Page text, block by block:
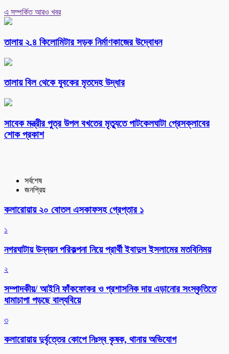
এ সম্পর্কিত আরও খবর
তালায় ২.৪ কিলোমিটার সড়ক নির্মাণকাজের উদ্বোধন
তালায় বিল থেকে যুবকের মৃতদেহ উদ্ধার
সাবেক মন্ত্রীর পুত্র উপল বখতের মৃত্যুতে পাটকেলঘাটা প্রেসক্লাবের
শোক প্রকাশ
সর্বশেষ
জনপ্রিয়
কলারোয়ায় ২০ বোতল এসকাফসহ গ্রেপ্তার ১
১
নগরঘাটায় উন্নয়ন পরিকল্পনা নিয়ে প্রার্থী ইবাদুল ইসলামের মতবিনিময়
২
সম্পাদকীয়/ আইনি ফাঁকফোকর ও প্রশাসনিক দায় এড়ানোর সংস্কৃতিতে
ধামাচাপা পড়ছে বাল্যবিয়ে
৩
কলারোয়ায় দুর্বৃত্তের কোপে নিঃস্ব কৃষক, থানায় অভিযোগ